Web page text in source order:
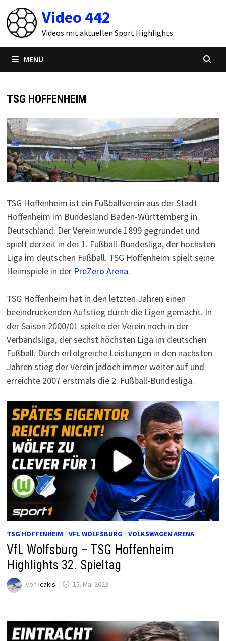
Zum
Inhalt
springen
Video 442
Videos mit aktuellen Sport Highlights
MENÜ
TSG HOFFENHEIM
TSG Hoffenheim ist ein Fußballverein aus der Stadt
Hoffenheim im Bundesland Baden-Württemberg in
Deutschland. Der Verein wurde 1899 gegründet und
spielt derzeit in der 1. Fußball-Bundesliga, der höchsten
Liga im deutschen Fußball. TSG Hoffenheim spielt seine
Heimspiele in der PreZero Arena.
TSG Hoffenheim hat in den letzten Jahren einen
beeindruckenden Aufstieg durch die Ligen gemacht. In
der Saison 2000/01 spielte der Verein noch in der
Verbandsliga, der sechst höchsten Liga im deutschen
Fußball. Durch erfolgreiche Leistungen in den nächsten
Jahren stieg der Verein jedoch immer weiter auf und
erreichte 2007 erstmals die 2. Fußball-Bundesliga.
TSG HOFFENHEIM / VFL WOLFSBURG/ VOLKSWAGEN ARENA
VfL Wolfsburg – TSG Hoffenheim
Highlights 32. Spieltag
von Icakis 15. Mai 2023